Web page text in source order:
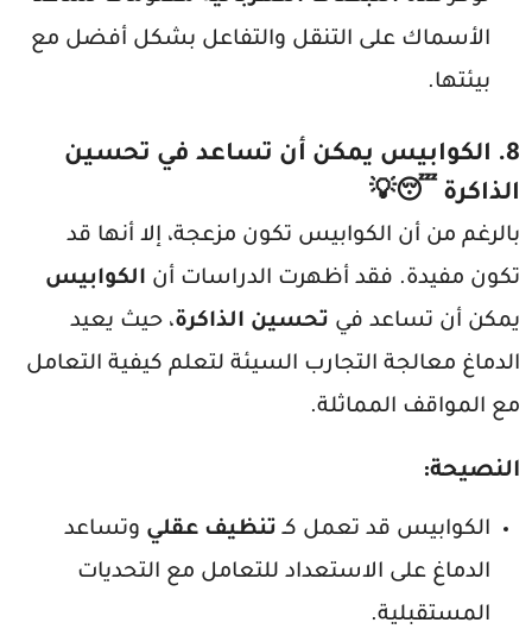
الأسماك على التنقل والتفاعل بشكل أفضل مع
بيئتها.
8.
الكوابيس يمكن أن تساعد في تحسين
الذاكرة 😴💡
بالرغم من أن الكوابيس تكون مزعجة، إلا أنها قد
تكون مفيدة. فقد أظهرت الدراسات أن الكوابيس
يمكن أن تساعد في تحسين الذاكرة، حيث يعيد
الدماغ معالجة التجارب السيئة لتعلم كيفية التعامل
مع المواقف المماثلة.
النصيحة:
الكوابيس قد تعمل كـ تنظيف عقلي وتساعد
الدماغ على الاستعداد للتعامل مع التحديات
المستقبلية.